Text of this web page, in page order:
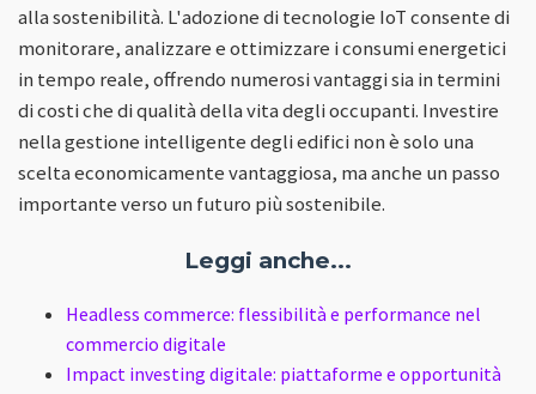
alla sostenibilità. L'adozione di tecnologie IoT consente di
monitorare, analizzare e ottimizzare i consumi energetici
in tempo reale, offrendo numerosi vantaggi sia in termini
di costi che di qualità della vita degli occupanti. Investire
nella gestione intelligente degli edifici non è solo una
scelta economicamente vantaggiosa, ma anche un passo
importante verso un futuro più sostenibile.
Leggi anche...
Headless commerce: flessibilità e performance nel
commercio digitale
Impact investing digitale: piattaforme e opportunità